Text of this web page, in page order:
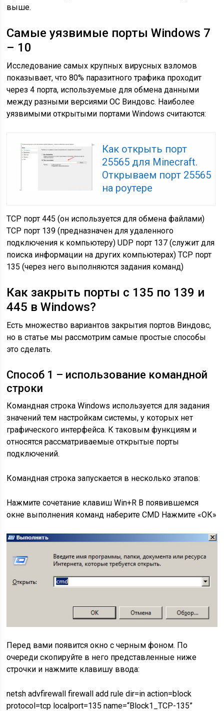
выше.
Самые уязвимые порты Windows 7
– 10
Исследование самых крупных вирусных взломов
показывает, что 80% паразитного трафика проходит
через 4 порта, используемые для обмена данными
между разными версиями ОС Виндовс. Наиболее
уязвимыми открытыми портами Windows считаются:
Как открыть порт
25565 для Minecraft.
Открываем порт 25565
на роутере
TCP порт 445 (он используется для обмена файлами)
TCP порт 139 (предназначен для удаленного
подключения к компьютеру) UDP порт 137 (служит для
поиска информации на других компьютерах) TCP порт
135 (через него выполняются задания команд)
Как закрыть порты с 135 по 139 и
445 в Windows?
Есть множество вариантов закрытия портов Виндовс,
но в статье мы рассмотрим самые простые способы
это сделать.
Способ 1 – использование командной
строки
Командная строка Windows используется для задания
значений тем настройкам системы, у которых нет
графического интерфейса. К таковым функциям и
относятся рассматриваемые открытые порты
подключений.
Командная строка запускается в несколько этапов:
Нажмите сочетание клавиш Win+R В появившемся
окне выполнения команд наберите CMD Нажмите «ОК»
Перед вами появится окно с черным фоном. По
очереди скопируйте в него представленные ниже
строчки и нажмите клавишу ввода:
netsh advfirewall firewall add rule dir=in action=block
protocol=tcp localport=135 name=“Block1_TCP-135”